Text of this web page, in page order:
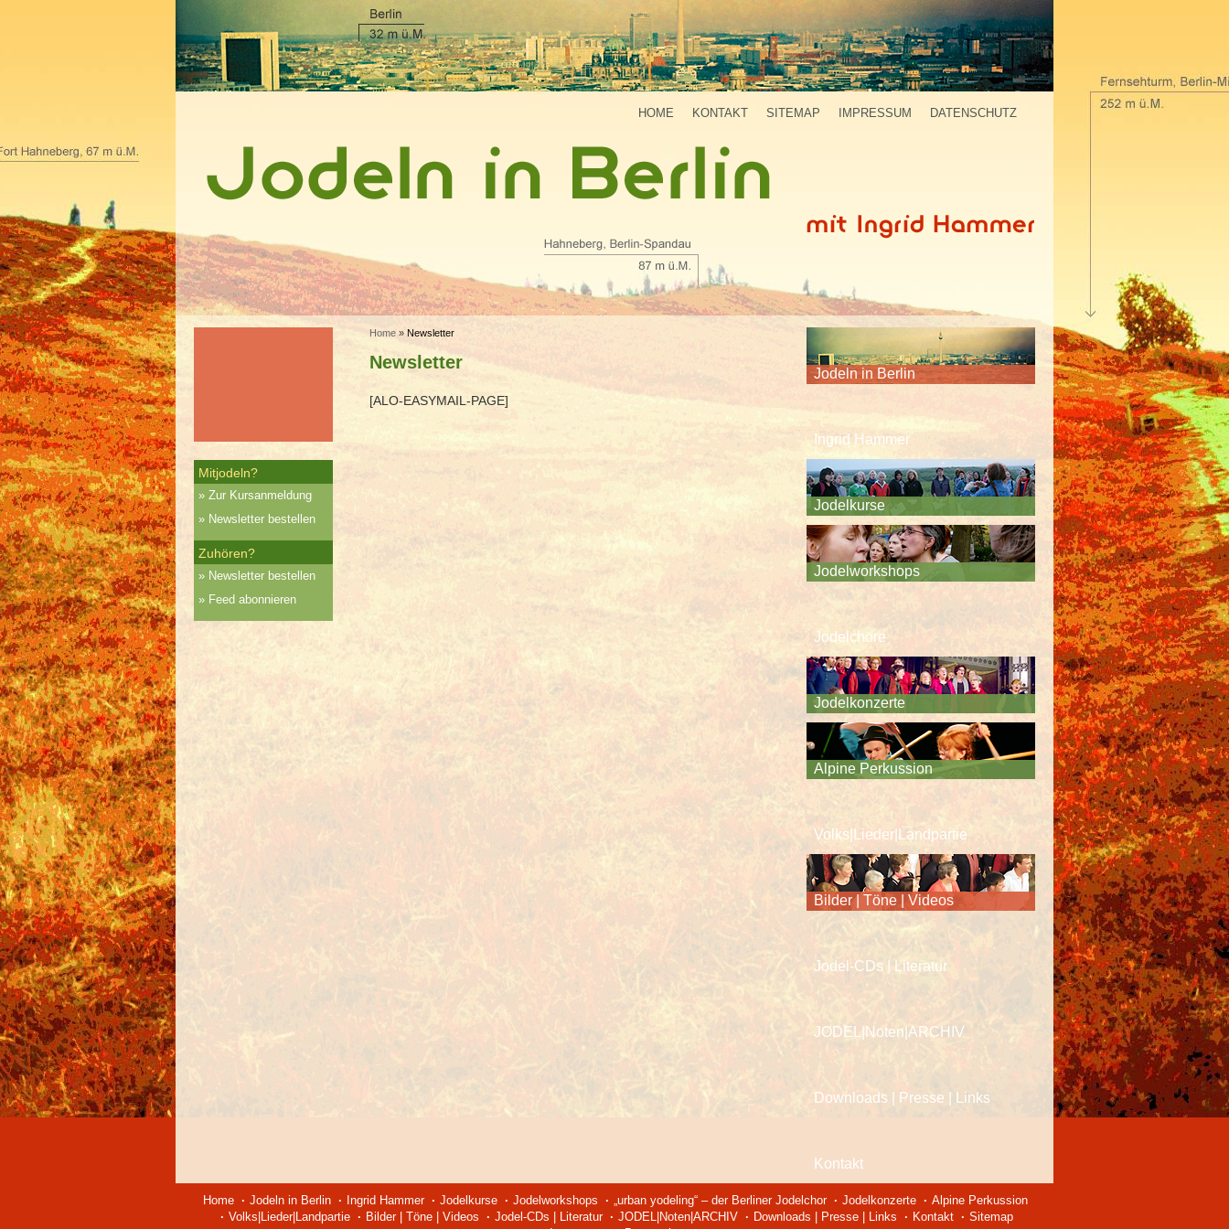
HOME KONTAKT SITEMAP IMPRESSUM DATENSCHUTZ
Mitjodeln?
Zur Kursanmeldung
Newsletter bestellen
Zuhören?
Newsletter bestellen
Feed abonnieren
Home » Newsletter
Newsletter
[ALO-EASYMAIL-PAGE]
Jodeln in Berlin
Ingrid Hammer
Jodelkurse
Jodelworkshops
Jodelchöre
Jodelkonzerte
Alpine Perkussion
Volks|Lieder|Landpartie
Bilder | Töne | Videos
Jodel-CDs | Literatur
JODEL|Noten|ARCHIV
Downloads | Presse | Links
Kontakt
Home Jodeln in Berlin Ingrid Hammer Jodelkurse Jodelworkshops „urban yodeling“ – der Berliner Jodelchor Jodelkonzerte
Alpine Perkussion
Volks|Lieder|Landpartie
Bilder | Töne | Videos Jodel-CDs | Literatur JODEL|Noten|ARCHIV Downloads | Presse | Links Kontakt
Sitemap